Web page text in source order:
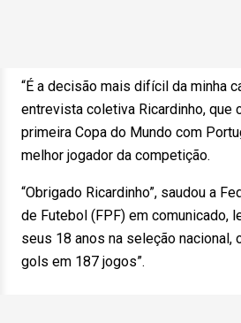
“É a decisão mais difícil da minha
entrevista coletiva Ricardinho, que
primeira Copa do Mundo com
melhor jogador da competição.
“Obrigado Ricardinho”, saudou a
de Futebol (FPF) em comunicado,
seus 18 anos na seleção nacional,
gols em 187 jogos”.